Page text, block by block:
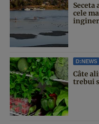
Seceta
cele
D:NEWS
Câte
trebui